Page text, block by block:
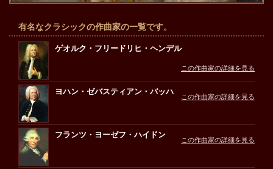
有名なクラシックの作曲家の一覧です。
ゲオルク・フリードリヒ・ヘンデル
この作曲家の詳細を見る
ヨハン・ゼバスティアン・バッハ
この作曲家の詳細を見る
フランツ・ヨーゼフ・ハイドン
この作曲家の詳細を見る